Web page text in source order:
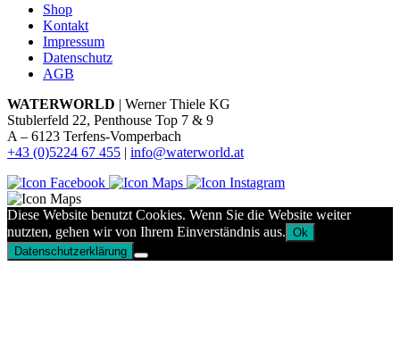
Shop
Kontakt
Impressum
Datenschutz
AGB
WATERWORLD | Werner Thiele KG
Stublerfeld 22, Penthouse Top 7 & 9
A – 6123 Terfens-Vomperbach
+43 (0)5224 67 455 | info@waterworld.at
Diese Website benutzt Cookies. Wenn Sie die Website weiter
nutzten, gehen wir von Ihrem Einverständnis aus. Ok
Datenschutzerklärung